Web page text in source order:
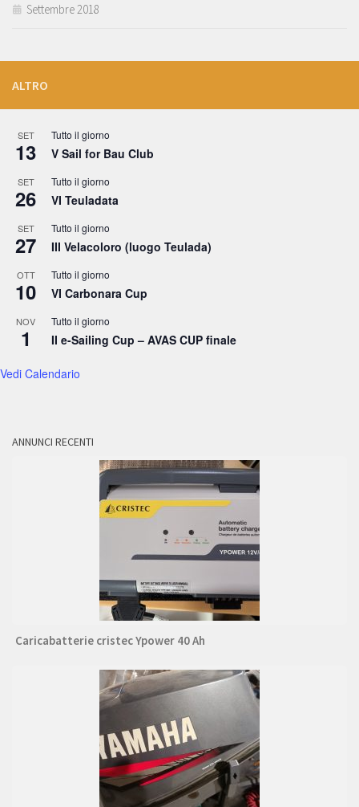
Settembre 2018
ALTRO
SET
13
Tutto il giorno
V Sail for Bau Club
SET
26
Tutto il giorno
VI Teuladata
SET
27
Tutto il giorno
III Velacoloro (luogo Teulada)
OTT
10
Tutto il giorno
VI Carbonara Cup
NOV
1
Tutto il giorno
II e-Sailing Cup – AVAS CUP finale
Vedi Calendario
ANNUNCI RECENTI
Caricabatterie cristec Ypower 40 Ah